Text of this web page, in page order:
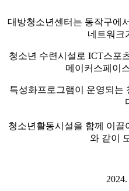
대방청소년센터는 동작구에
네트워크
청소년 수련시설로 ICT스포
메이커스페이
특성화프로그램이 운영되는
청소년활동시설을 함께 이끌
와 같이